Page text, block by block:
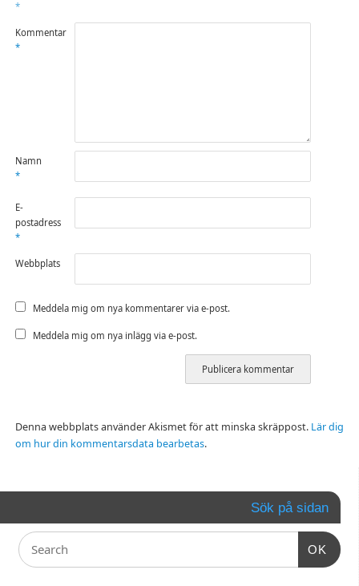
*
Kommentar
*
Namn
*
E-
postadress
*
Webbplats
Meddela mig om nya kommentarer via e-post.
Meddela mig om nya inlägg via e-post.
Denna webbplats använder Akismet för att minska skräppost. Lär dig
om hur din kommentarsdata bearbetas.
Sök på sidan
OK